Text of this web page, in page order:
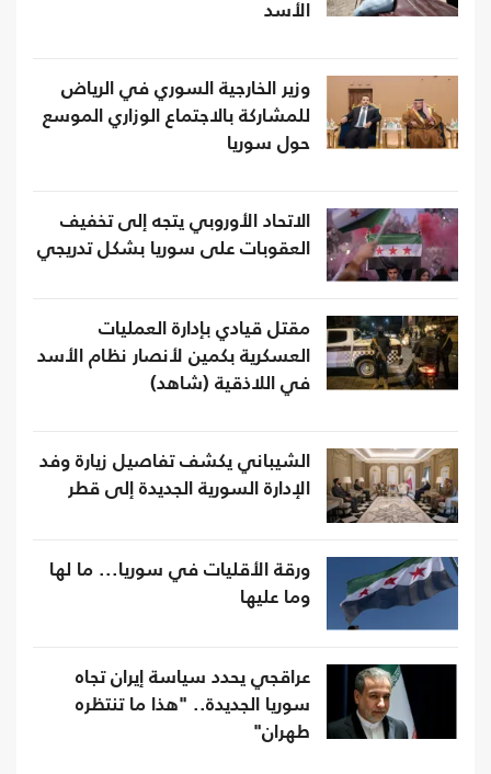
الأسد
وزير الخارجية السوري في الرياض
للمشاركة بالاجتماع الوزاري الموسع
حول سوريا
الاتحاد الأوروبي يتجه إلى تخفيف
العقوبات على سوريا بشكل تدريجي
مقتل قيادي بإدارة العمليات
العسكرية بكمين لأنصار نظام الأسد
في اللاذقية (شاهد)
الشيباني يكشف تفاصيل زيارة وفد
الإدارة السورية الجديدة إلى قطر
ورقة الأقليات في سوريا... ما لها
وما عليها
عراقجي يحدد سياسة إيران تجاه
سوريا الجديدة.. "هذا ما تنتظره
طهران"